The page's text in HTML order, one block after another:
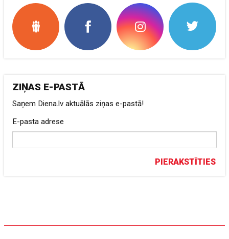
ZIŅAS E-PASTĀ
Saņem Diena.lv aktuālās ziņas e-pastā!
E-pasta adrese
PIERAKSTĪTIES